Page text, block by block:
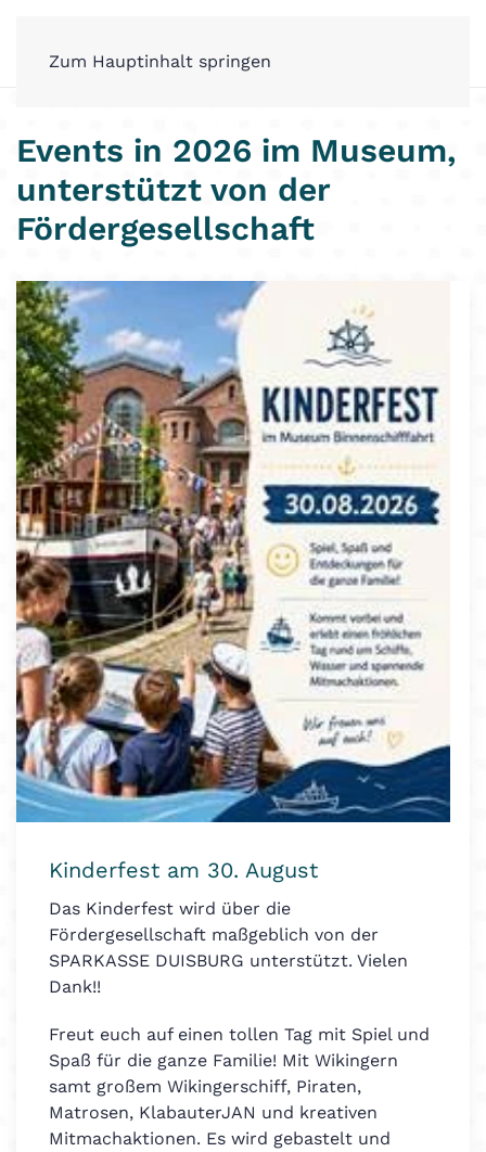
Zum Hauptinhalt springen
Events in 2026 im Museum,
unterstützt von der
Fördergesellschaft
Kinderfest am 30. August
Das Kinderfest wird über die
Fördergesellschaft maßgeblich von der
SPARKASSE DUISBURG unterstützt. Vielen
Dank!!
Freut euch auf einen tollen Tag mit Spiel und
Spaß für die ganze Familie! Mit Wikingern
samt großem Wikingerschiff, Piraten,
Matrosen, KlabauterJAN und kreativen
Mitmachaktionen. Es wird gebastelt und